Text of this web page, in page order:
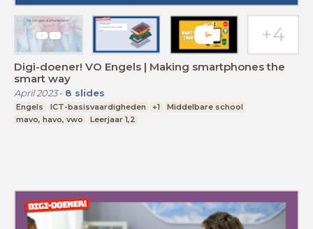
Digi-doener! VO Engels | Making smartphones the
smart way
April 2023- 8 slides
Engels ICT-basisvaardigheden +1
Middelbare school
mavo, havo, vwo
Leerjaar 1,2